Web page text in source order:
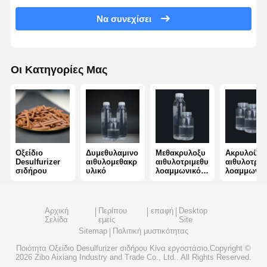
μη ιονικό polyacrylamide
Κατιονικό πολυακρυλαμίδιο
Οργανισμός ιζηματοποίησης υψηλής θερμοκρασίας
Αποσβεστήρας
Να συνεχίσει
Οι Κατηγορίες Μας
Οξείδιο
Desulfurizer
σιδήρου
Δυμεθυλαμινο
αιθυλομεθακρ
υλικό
Μεθακρυλοξυ
αιθυλοτριμεθυ
λοαμμωνικό
Αρχική
Σελίδα
Περίπου
εμείς
επαφή
Desktop
Site
Sitemap
Πολιτική μυστικότητας
Ποιότητα Οξείδιο Desulfurizer σιδήρου Κίνα εργοστάσιο.Copyright ©
2026 Zibo Aixiang Industry and Trade Co., Ltd.. All Rights Reserved.